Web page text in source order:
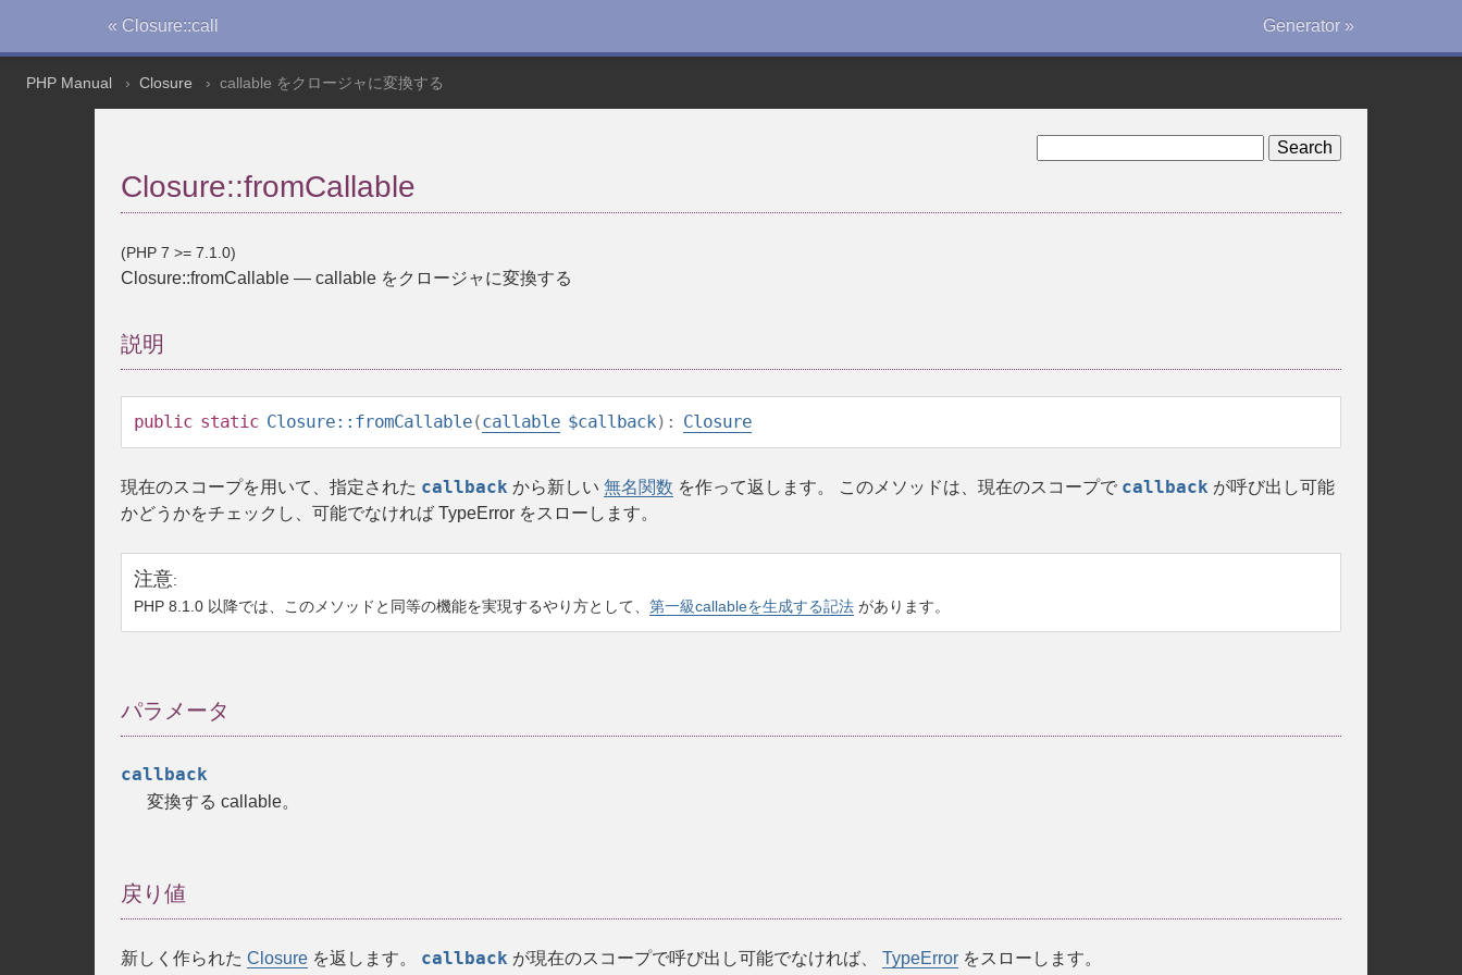
« Closure::call Generator »
PHP Manual Closure callable をクロージャに変換する
Closure::fromCallable
(PHP 7 >= 7.1.0)
Closure::fromCallable — callable をクロージャに変換する
説明
public static Closure::fromCallable(callable $callback): Closure
現在のスコープを用いて、指定された callback から新しい 無名関数 を作って返します。 このメソッドは、現在のスコープで callback が呼び出し可能
かどうかをチェックし、可能でなければ TypeError をスローします。
注意:
PHP 8.1.0 以降では、このメソッドと同等の機能を実現するやり方として、 第一級callableを生成する記法 があります。
パラメータ
callback
変換する callable。
戻り値
新しく作られた Closure を返します。 callback が現在のスコープで呼び出し可能でなければ、 TypeError をスローします。